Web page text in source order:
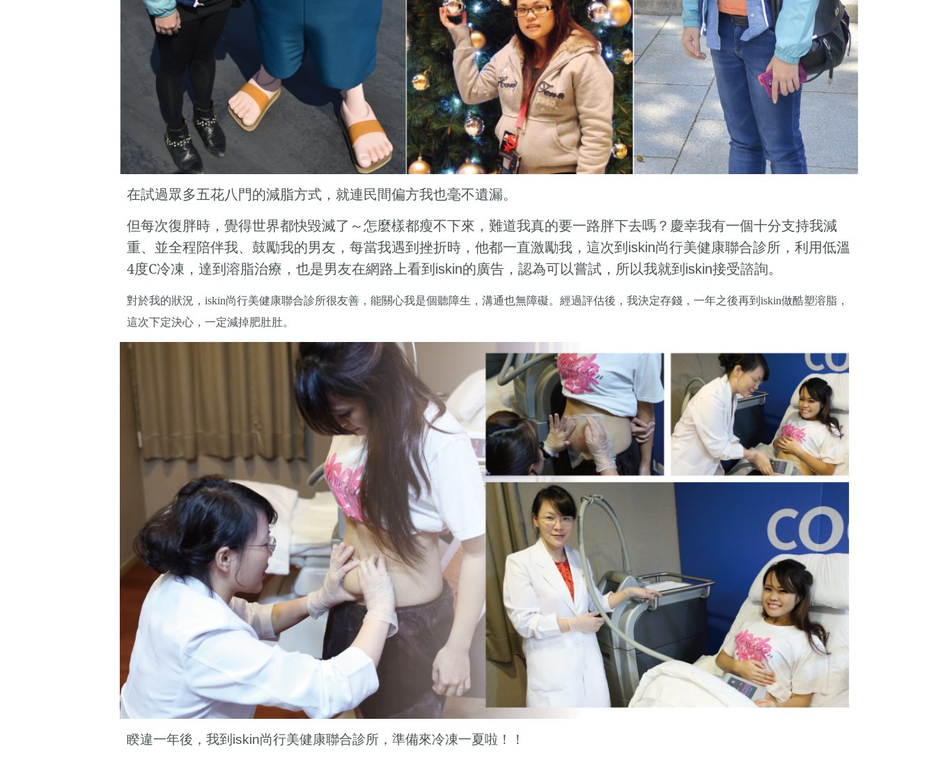
在試過眾多五花八門的減脂方式，就連民間偏方我也毫不遺漏。
但每次復胖時，覺得世界都快毀滅了～怎麼樣都瘦不下來，難道我真的要一路胖下去嗎？慶幸我有一個十分支持我減
重、並全程陪伴我、鼓勵我的男友，每當我遇到挫折時，他都一直激勵我，這次到iskin尚行美健康聯合診所，利用低溫
4度C冷凍，達到溶脂治療，也是男友在網路上看到iskin的廣告，認為可以嘗試，所以我就到iskin接受諮詢。
對於我的狀況， iskin尚行美健康聯合診所很友善，能關心我是個聽障生，溝通也無障礙。經過評估後，我決定存錢，一年之後再到iskin做酷塑溶脂，
這次下定決心，一定減掉肥肚肚。
睽違一年後，我到iskin尚行美健康聯合診所，準備來冷凍一夏啦！！